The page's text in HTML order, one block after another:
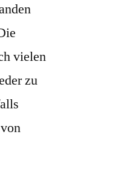
vielen
zu